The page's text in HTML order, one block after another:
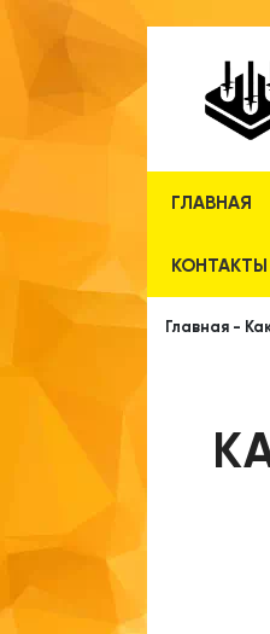
ГЛАВНАЯ
КОНТАКТЫ
Главная -